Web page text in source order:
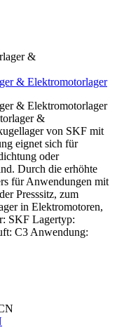
& Elektromotorlager
& Elektromotorlager
&
von SKF mit
eignet sich für
oder
Durch die erhöhte
für Anwendungen mit
Presssitz, zum
in Elektromotoren,
SKF Lagertyp:
C3 Anwendung: